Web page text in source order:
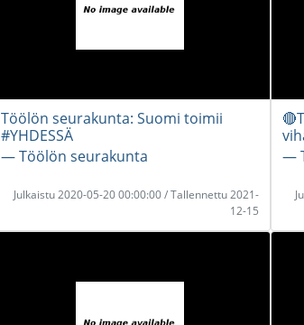
Töölön seurakunta: Suomi toimii
#YHDESSÄ
― Töölön seurakunta
Julkaistu 2020-05-20 00:00:00 / Tallennettu 2021-
12-15
―